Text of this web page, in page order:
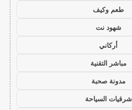
طعم وكيف
شهود نت
أركاني
مباشر التقنية
مدونة صحبة
شرقيات السياحة